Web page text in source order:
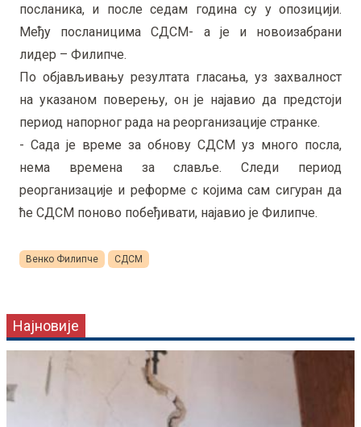
посланика, и после седам година су у опозицији.
Међу посланицима СДСМ- а је и новоизабрани
лидер – Филипче.
По објављивању резултата гласања, уз захвалност
на указаном поверењу, он је најавио да предстоји
период напорног рада на реорганизације странке.
- Сада је време за обнову СДСМ уз много посла,
нема времена за славље. Следи период
реорганизације и реформе с којима сам сигуран да
ће СДСМ поново побеђивати, најавио је Филипче.
Венко Филипче СДСМ
Најновије